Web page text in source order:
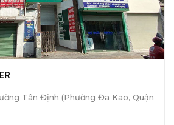
Tân Định (Phường Đa Kao, Quận